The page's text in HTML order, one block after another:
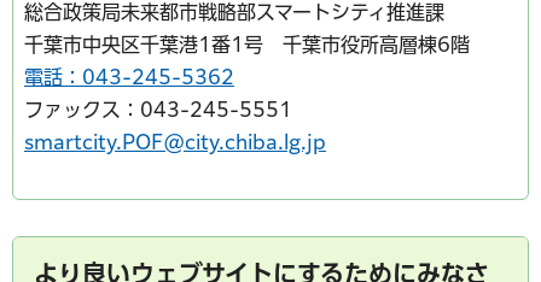
総合政策局未来都市戦略部スマートシティ推進課
千葉市中央区千葉港1番1号 千葉市役所高層棟6階
電話：043-245-5362
ファックス：043-245-5551
smartcity.POF@city.chiba.lg.jp
より良いウェブサイトにするためにみなさ